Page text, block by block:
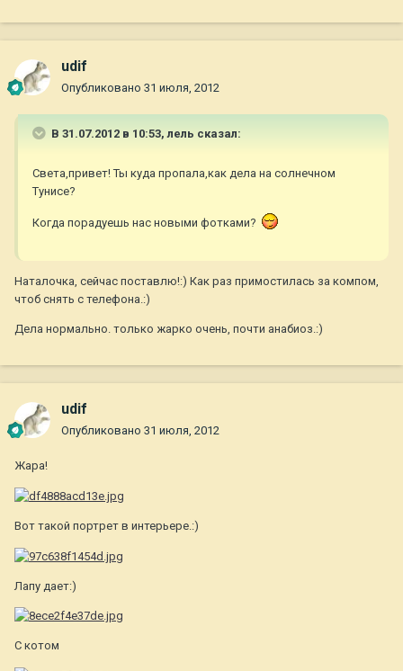
udif
Опубликовано 31 июля, 2012
В 31.07.2012 в 10:53, лель сказал:
Света,привет! Ты куда пропала,как дела на солнечном
Тунисе?
Когда порадуешь нас новыми фотками?
Наталочка, сейчас поставлю!:) Как раз примостилась за компом,
чтоб снять с телефона.:)
Дела нормально. только жарко очень, почти анабиоз.:)
udif
Опубликовано 31 июля, 2012
Жара!
Вот такой портрет в интерьере.:)
Лапу дает:)
С котом